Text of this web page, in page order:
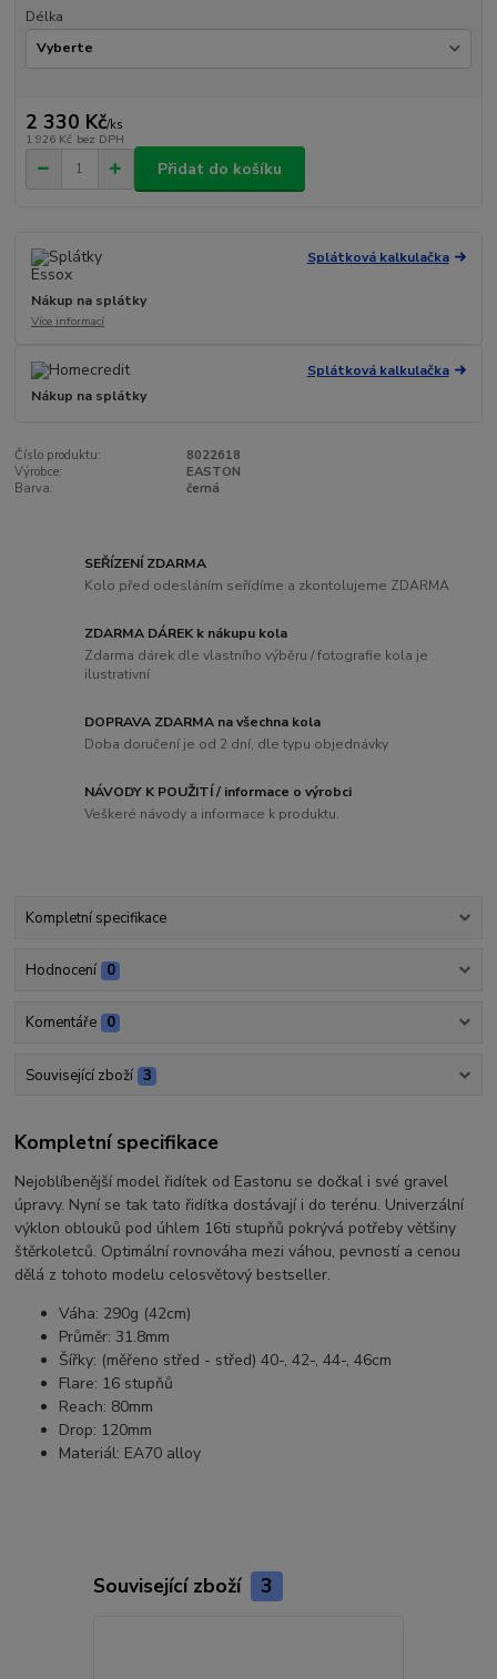
Délka
2 330 Kč/ks
1 926 Kč bez DPH
Přidat do košíku
Splátková kalkulačka
Nákup na splátky
Více informací
Splátková kalkulačka
Nákup na splátky
Číslo produktu:
8022618
Výrobce:
EASTON
Barva:
černá
SEŘÍZENÍ ZDARMA
Kolo před odesláním seřídíme a zkontolujeme ZDARMA
ZDARMA DÁREK k nákupu kola
Zdarma dárek dle vlastního výběru / fotografie kola je
ilustrativní
DOPRAVA ZDARMA na všechna kola
Doba doručení je od 2 dní, dle typu objednávky
NÁVODY K POUŽITÍ / informace o výrobci
Veškeré návody a informace k produktu.
Kompletní specifikace
Hodnocení 0
Komentáře 0
Související zboží 3
Kompletní specifikace
Nejoblíbenější model řidítek od Eastonu se dočkal i své gravel
úpravy. Nyní se tak tato řidítka dostávají i do terénu. Univerzální
výklon oblouků pod úhlem 16ti stupňů pokrývá potřeby většiny
štěrkoletců. Optimální rovnováha mezi váhou, pevností a cenou
dělá z tohoto modelu celosvětový bestseller.
Váha: 290g (42cm)
Průměr: 31.8mm
Šířky: (měřeno střed - střed) 40-, 42-, 44-, 46cm
Flare: 16 stupňů
Reach: 80mm
Drop: 120mm
Materiál: EA70 alloy
Související zboží 3